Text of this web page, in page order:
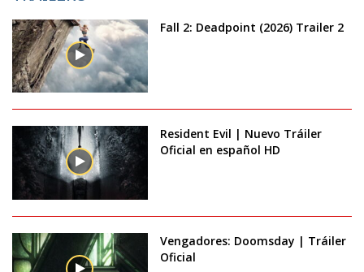
Fall 2: Deadpoint (2026) Trailer 2
Resident Evil | Nuevo Tráiler
Oficial en español HD
Vengadores: Doomsday | Tráiler
Oficial